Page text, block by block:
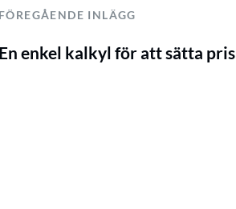
FÖREGÅENDE INLÄGG
enkel kalkyl för att sätta pris